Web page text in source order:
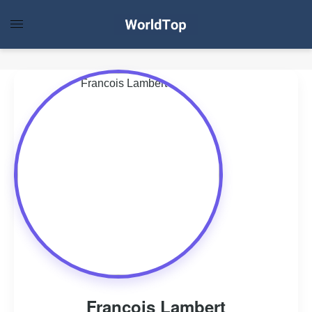
Francois Lambert